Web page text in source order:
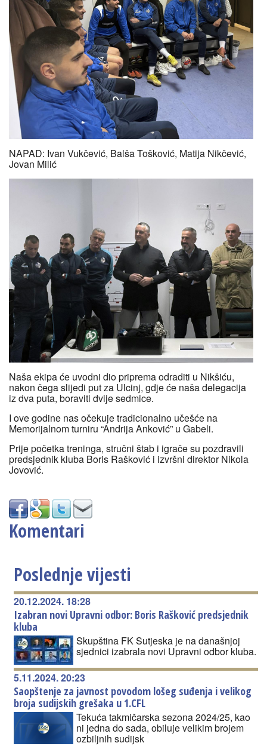
NAPAD: Ivan Vukčević, Balša Tošković, Matija Nikčević,
Jovan Milić
Naša ekipa će uvodni dio priprema odraditi u Nikšiću,
nakon čega slijedi put za Ulcinj, gdje će naša delegacija
iz dva puta, boraviti dvije sedmice.
I ove godine nas očekuje tradicionalno učešće na
Memorijalnom turniru “Andrija Anković” u Gabeli.
Prije početka treninga, stručni štab i igrače su pozdravili
predsjednik kluba Boris Rašković i izvršni direktor Nikola
Jovović.
Komentari
Poslednje vijesti
20.12.2024. 18:28
Izabran novi Upravni odbor: Boris Rašković predsjednik
kluba
Skupština FK Sutjeska je na današnjoj
sjednici izabrala novi Upravni odbor kluba.
5.11.2024. 20:23
Saopštenje za javnost povodom lošeg suđenja i velikog
broja sudijskih grešaka u 1.CFL
Tekuća takmičarska sezona 2024/25, kao
ni jedna do sada, obiluje velikim brojem
ozbiljnih sudijsk